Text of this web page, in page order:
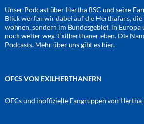
Unser Podcast über Hertha BSC und seine
Blick werfen wir dabei auf die Herthafans,
wohnen, sondern im Bundesgebiet, in Europa
noch weiter weg. Exilherthaner eben. Die
Podcasts. Mehr über uns gibt es hier.
OFCS VON EXILHERTHANERN
OFCs und inoffizielle Fangruppen von Hertha